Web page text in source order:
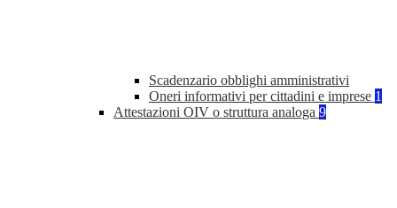
Scadenzario obblighi amministrativi
Oneri informativi per cittadini e imprese 1
Attestazioni OIV o struttura analoga 9